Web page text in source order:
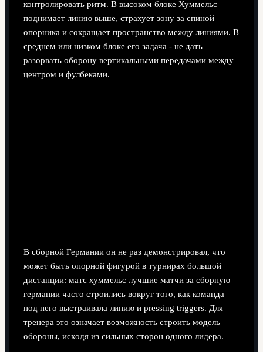
контролировать ритм. В высоком блоке Хуммельс
поднимает линию выше, страхует зону за спиной
опорника и сокращает пространство между линиями. В
среднем или низком блоке его задача - не дать
разорвать оборону вертикальными передачами между
центром и фулбеками.
В сборной Германии он не раз демонстрировал, что
может быть опорной фигурой в турнирах большой
дистанции: матс хуммельс лучшие матчи за сборную
германии часто строились вокруг того, как команда
под него выстраивала линию и pressing triggers. Для
тренера это означает возможность строить модель
обороны, исходя из сильных сторон одного лидера.